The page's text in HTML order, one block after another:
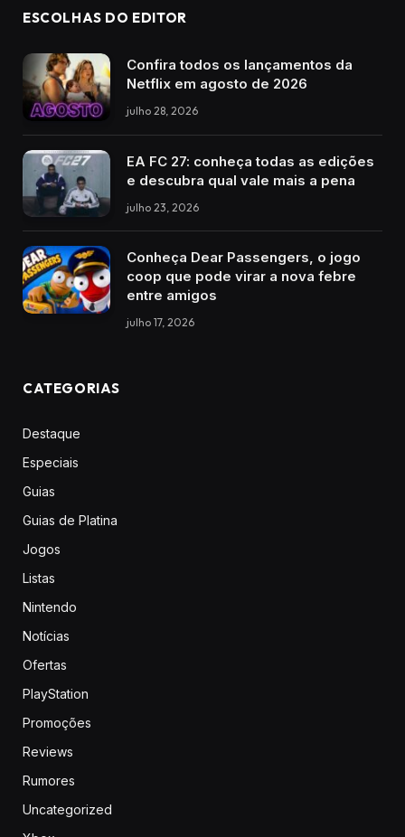
ESCOLHAS DO EDITOR
Confira todos os lançamentos da
Netflix em agosto de 2026
julho 28, 2026
EA FC 27: conheça todas as edições
e descubra qual vale mais a pena
julho 23, 2026
Conheça Dear Passengers, o jogo
coop que pode virar a nova febre
entre amigos
julho 17, 2026
CATEGORIAS
Destaque
Especiais
Guias
Guias de Platina
Jogos
Listas
Nintendo
Notícias
Ofertas
PlayStation
Promoções
Reviews
Rumores
Uncategorized